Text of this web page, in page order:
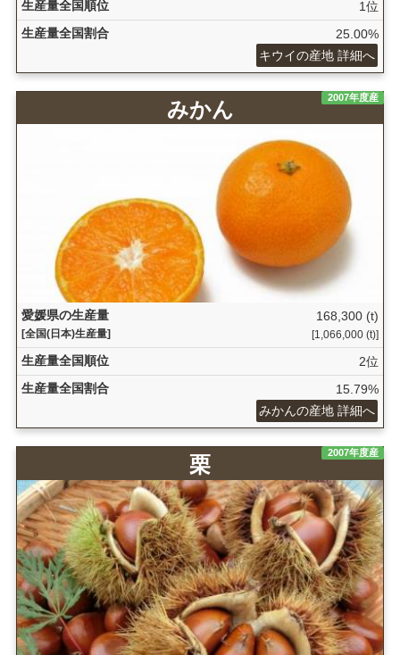
生産量全国順位
1位
生産量全国割合
25.00%
キウイの産地 詳細へ
2007年度産
みかん
愛媛県の生産量
[全国(日本)生産量]
168,300 (t)
[1,066,000 (t)]
生産量全国順位
2位
生産量全国割合
15.79%
みかんの産地 詳細へ
2007年度産
栗